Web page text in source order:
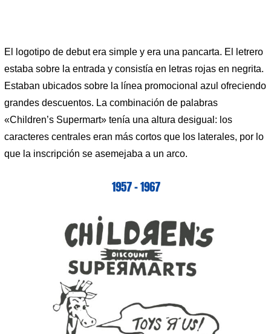
El logotipo de debut era simple y era una pancarta. El letrero
estaba sobre la entrada y consistía en letras rojas en negrita.
Estaban ubicados sobre la línea promocional azul ofreciendo
grandes descuentos. La combinación de palabras
«Children’s Supermart» tenía una altura desigual: los
caracteres centrales eran más cortos que los laterales, por lo
que la inscripción se asemejaba a un arco.
1957 – 1967